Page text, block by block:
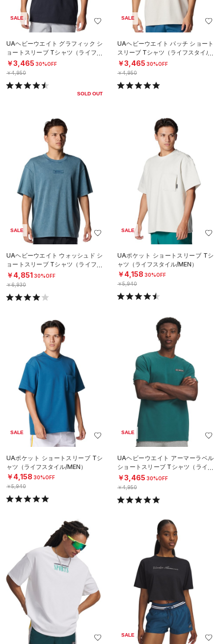
SALE
UAヘビーウエイト グラフィック シ
ョートスリーブ Tシャツ（ライフス
タイル/MEN）
￥3,465 30%OFF
￥4,950
SOLD OUT
SALE
UAヘビーウエイト パッチ ショート
スリーブ Tシャツ（ライフスタイル/
MEN）
￥3,465 30%OFF
￥4,950
SALE
UAヘビーウエイト ウォッシュド シ
ョートスリーブ Tシャツ（ライフス
タイル/MEN）
￥4,851 30%OFF
￥6,930
SALE
UAポケット ショートスリーブ Tシ
ャツ（ライフスタイル/MEN）
￥4,158 30%OFF
￥5,940
SALE
UAポケット ショートスリーブ Tシ
ャツ（ライフスタイル/MEN）
￥4,158 30%OFF
￥5,940
SALE
UAヘビーウエイト アーマーラベル
ショートスリーブ Tシャツ（ライフ
スタイル/MEN）
￥3,465 30%OFF
￥4,950
SALE